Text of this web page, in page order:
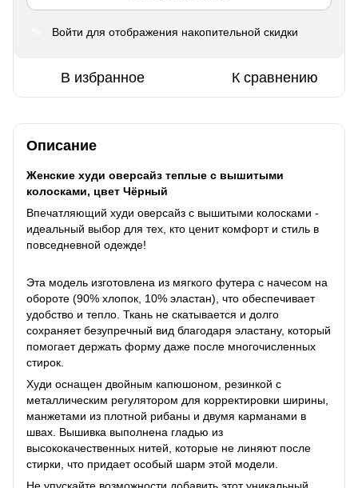
Войти для отображения накопительной скидки
В избранное К сравнению
Описание
Женские худи оверсайз теплые с вышитыми
колосками, цвет Чёрный
Впечатляющий худи оверсайз с вышитыми колосками -
идеальный выбор для тех, кто ценит комфорт и стиль в
повседневной одежде!
Эта модель изготовлена из мягкого футера с начесом на
обороте (90% хлопок, 10% эластан), что обеспечивает
удобство и тепло. Ткань не скатывается и долго
сохраняет безупречный вид благодаря эластану, который
помогает держать форму даже после многочисленных
стирок.
Худи оснащен двойным капюшоном, резинкой с
металлическим регулятором для корректировки ширины,
манжетами из плотной рибаны и двумя карманами в
швах. Вышивка выполнена гладью из
высококачественных нитей, которые не линяют после
стирки, что придает особый шарм этой модели.